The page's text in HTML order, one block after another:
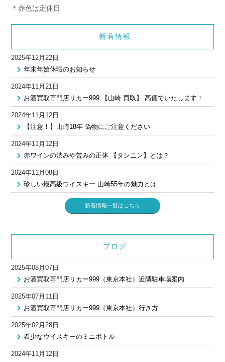
＊赤色は定休日
新着情報
2025年12月22日
年末年始休暇のお知らせ
2024年11月21日
お酒買取専門店リカー999 【山崎 買取】 高価でいたします！
2024年11月12日
【注意！】山崎18年 偽物にご注意ください
2024年11月12日
赤ワインの渋みや苦みの正体 【タンニン】とは？
2024年11月08日
珍しい最高級ウイスキー 山崎55年の魅力とは
新着情報一覧はこちら
ブログ
2025年08月07日
お酒買取専門店リカー999（東京本社）近隣駐車場案内
2025年07月11日
お酒買取専門店リカー999（東京本社）行き方
2025年02月28日
希少なウイスキーのミニボトル
2024年11月12日